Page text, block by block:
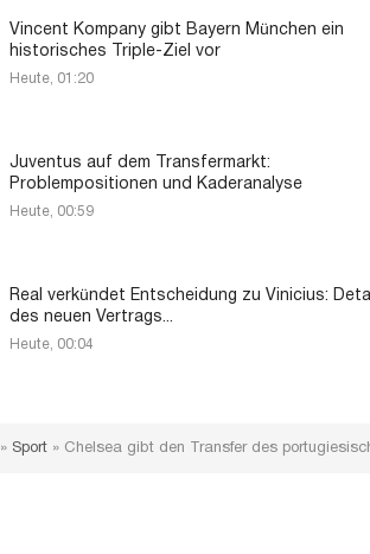
Vincent Kompany gibt Bayern München ein
historisches Triple-Ziel vor
Heute, 01:20
Juventus auf dem Transfermarkt:
Problempositionen und Kaderanalyse
Heute, 00:59
Real verkündet Entscheidung zu Vinicius:
des neuen Vertrags...
Heute, 00:04
» Sport » Chelsea gibt den Transfer des